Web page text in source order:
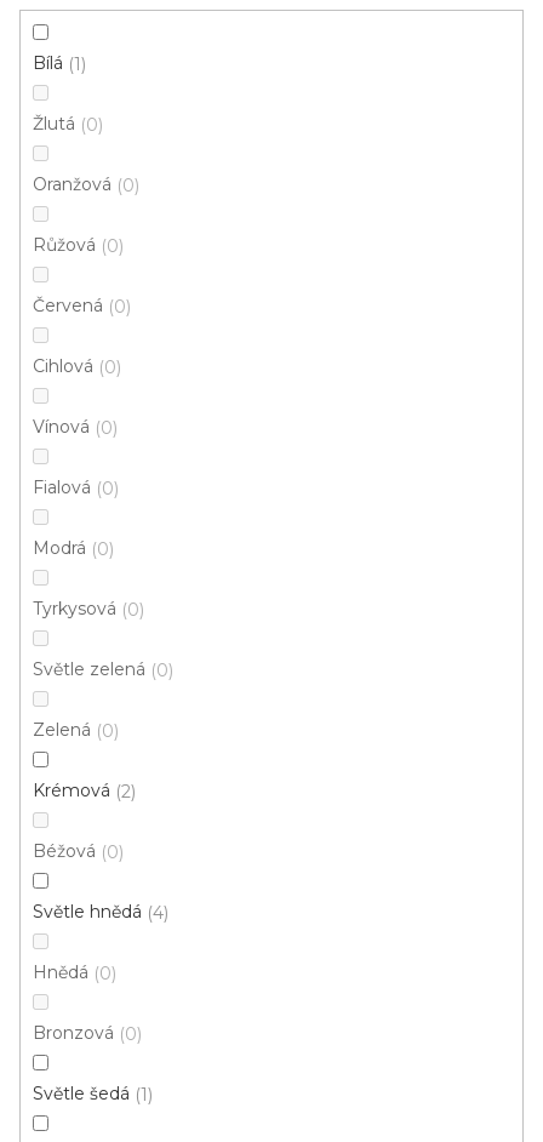
Instituce aj.
Řadit podle:
ZAVŘÍT FILTR
Bílá 1
Žlutá 0
Oranžová 0
Růžová 0
Červená 0
Cihlová 0
Vínová 0
Fialová 0
Modrá 0
Tyrkysová 0
Světle zelená 0
Zelená 0
Krémová 2
Béžová 0
Světle hnědá 4
Hnědá 0
Bronzová 0
Světle šedá 1
Metrážový koberec AVILA 9405
317 Kč/ m2
5 m 4 m